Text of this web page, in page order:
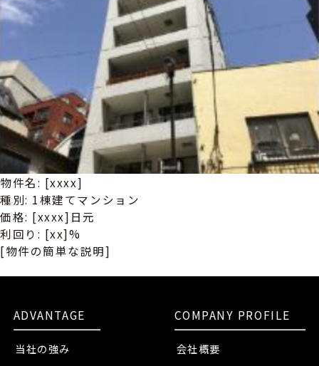
物件名: [xxxx]
種別: 1棟建てマンション
価格: [xxxx]日元
利回り: [xx]%
[物件の簡単な説明]
ADVANTAGE
当社の強み
COMPANY PROFILE
会社概要